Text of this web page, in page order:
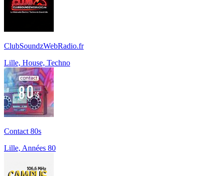
ClubSoundzWebRadio.fr
Lille, House, Techno
Contact 80s
Lille, Années 80